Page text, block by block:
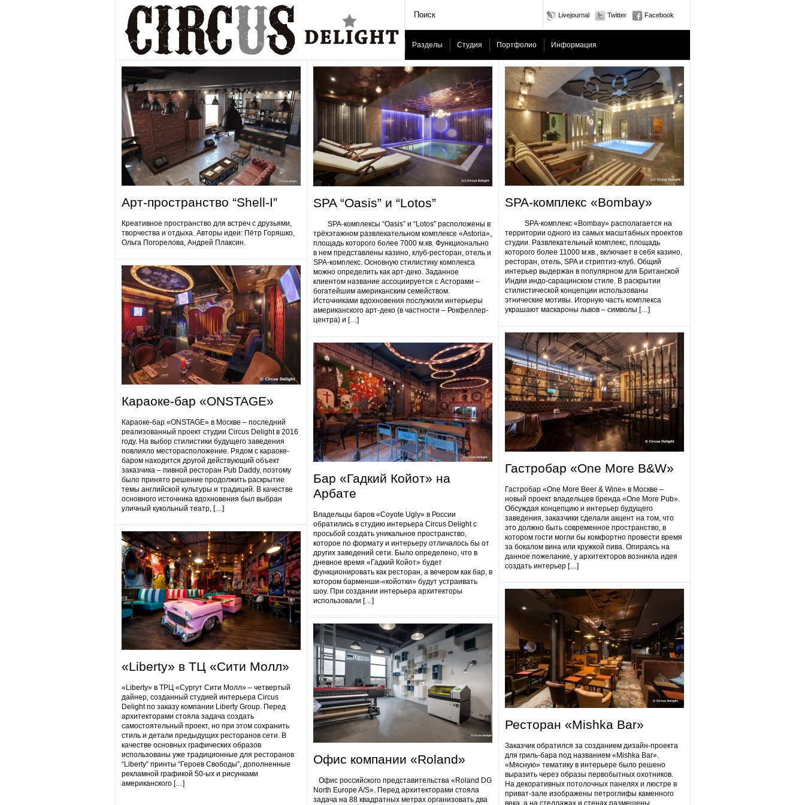
Livejournal Twitter Facebook
Разделы Студия Портфолио Информация
Арт-пространство “Shell-I”
Креативное пространство для встреч с друзьями,
творчества и отдыха. Авторы идеи: Пётр Горяшко,
Ольга Погорелова, Андрей Плаксин.
Караоке-бар «ONSTAGE»
Караоке-бар «ONSTAGE» в Москве – последний
реализованный проект студии Circus Delight в 2016
году. На выбор стилистики будущего заведения
повлияло месторасположение. Рядом с караоке-
баром находится другой действующий объект
заказчика – пивной ресторан Pub Daddy​, поэтому
было принято решение продолжить раскрытие
темы английской культуры и традиций. В качестве
основного источника вдохновения был выбран
уличный кукольный театр, […]
«Liberty» в ТЦ «Сити Молл»
«Liberty» в ТРЦ «Сургут Сити Молл» – четвертый
дайнер, созданный студией интерьера Circus
Delight по заказу компании Liberty Group. Перед
архитекторами стояла задача создать
самостоятельный проект, но при этом сохранить
стиль и детали предыдущих ресторанов сети. В
качестве основных графических образов
использованы уже традиционные для ресторанов
“Liberty” принты “Героев Свободы”, дополненные
рекламной графикой 50-ых и рисунками
американского […]
SPA “Oasis” и “Lotos”
SPA-комплексы “Oasis” и “Lotos” расположены в
трёхэтажном развлекательном комплексе «Astoria»,
площадь которого более 7000 м.кв. Функционально
в нем представлены казино, клуб-ресторан, отель и
SPA-комплекс. Основную стилистику комплекса
можно определить как арт-деко. Заданное
клиентом название ассоциируется с Асторами –
богатейшим американским семейством.
Источниками вдохновения послужили интерьеры
американского арт-деко (в частности – Рокфеллер-
центра) и […]
Бар «Гадкий Койот» на
Арбате
Владельцы баров «Coyote Ugly» в России
обратились в студию интерьера Circus Delight с
просьбой создать уникальное пространство,
которое по формату и интерьеру отличалось бы от
других заведений сети. Было определено, что в
дневное время «Гадкий Койот» будет
функционировать как ресторан, а вечером как бар, в
котором барменши-«койотки» будут устраивать
шоу. При создании интерьера архитекторы
использовали […]
Офис компании «Roland»
Офис российского представительства «Roland DG
North Europe A/S». Перед архитекторами стояла
задача на 88 квадратных метрах организовать два
SPA-комплекс «Bombay»
SPA-комплекс «Bombay» располагается на
территории одного из самых масштабных проектов
студии. Развлекательный комплекс, площадь
которого более 11000 м.кв., включает в себя казино,
ресторан, отель, SPA и стриптиз-клуб. Общий
интерьер выдержан в популярном для Британской
Индии индо-сарацинском стиле. В раскрытии
стилистической концепции использованы
этнические мотивы. Игорную часть комплекса
украшают маскароны львов – символы […]
Гастробap «One More B&W»
Гастробap «One More Beer & Wine» в Москве –
новый проект владельцев бренда «One More Pub».
Обсуждая концепцию и интерьер будущего
заведения, заказчики сделали акцент на том, что
это должно быть современное пространство, в
котором гости могли бы комфортно провести время
за бокалом вина или кружкой пива. Опираясь на
данное пожелание, у архитекторов возникла идея
создать интерьер […]
Ресторан «Mishka Bar»
Заказчик обратился за созданием дизайн-проекта
для гриль-бара под названием «Mishka Bar».
«Мясную» тематику в интерьере было решено
выразить через образы первобытных охотников.
На декоративных потолочных панелях и люстре в
приват-зале изображены петроглифы каменного
века, а на стеллажах и стенах размещены